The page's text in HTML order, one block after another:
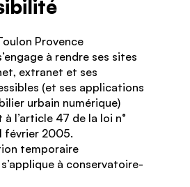
Provence
à rendre ses sites
extranet et ses
(et ses applications
urbain numérique)
l’article 47 de la loi n°
février 2005.
temporaire
à conservatoire-